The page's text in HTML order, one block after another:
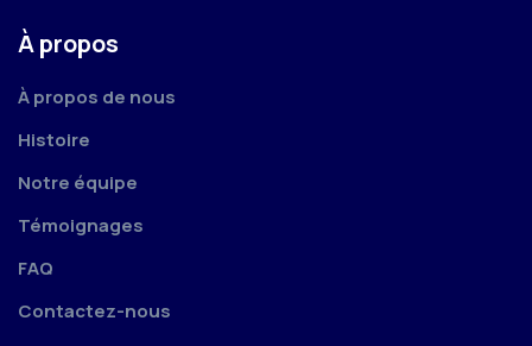
À propos
À propos de nous
Histoire
Notre équipe
Témoignages
FAQ
Contactez-nous